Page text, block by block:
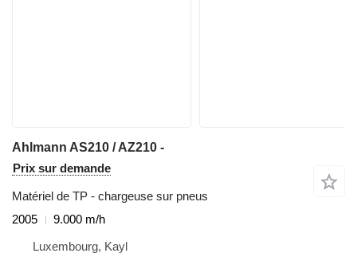
Ahlmann AS210 / AZ210 -
Prix sur demande
Matériel de TP - chargeuse sur pneus
2005
9.000 m/h
Luxembourg, Kayl